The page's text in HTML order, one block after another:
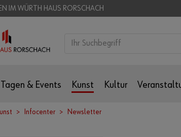
IM WÜRTH HAUS RORSCHACH
Tagen & Events Kunst Kultur
Infocenter Newsletter